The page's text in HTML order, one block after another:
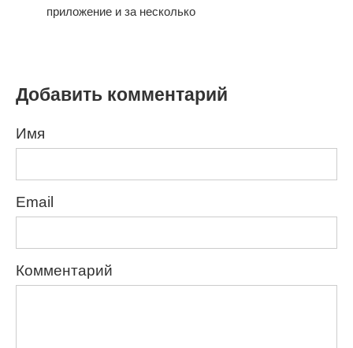
приложение и за несколько
Добавить комментарий
Имя
Email
Комментарий